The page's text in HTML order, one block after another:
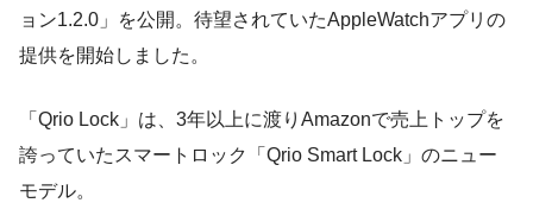
ョン1.2.0」を公開。待望されていたAppleWatchアプリの
提供を開始しました。
「Qrio Lock」は、3年以上に渡りAmazonで売上トップを
誇っていたスマートロック「Qrio Smart Lock」のニュー
モデル。